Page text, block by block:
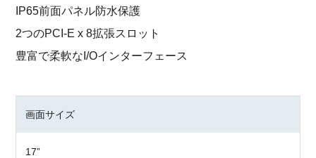
IP65前面パネル防水保護
2つのPCI-E x 8拡張スロット
豊富で柔軟なI/Oインターフェース
画面サイズ
17”